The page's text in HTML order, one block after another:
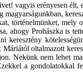
vagyis erényesen
történelmünket,
ahogy Prohászka is
oltalmazott
Nekünk nem
a